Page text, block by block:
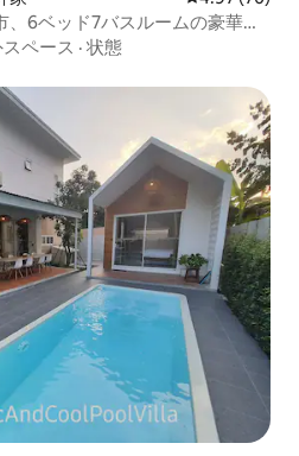
6ベッド7バスルームの豪華プ
ペース · 状態